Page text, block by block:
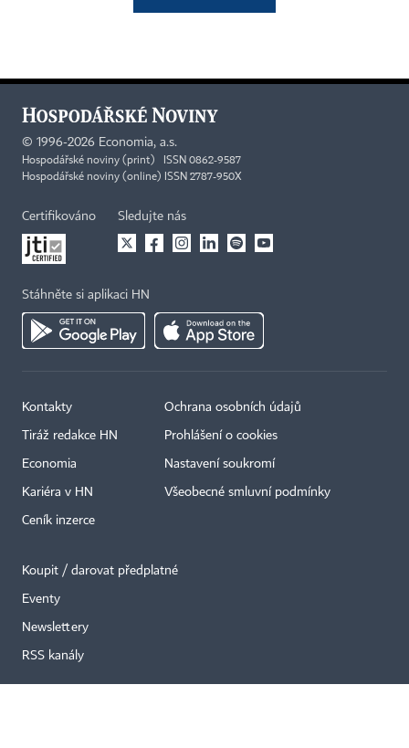
© 1996-2026 Economia, a.s.
Hospodářské noviny (print) ISSN 0862-9587
Hospodářské noviny (online) ISSN 2787-950X
Certifikováno Sledujte nás
Stáhněte si aplikaci HN
Kontakty
Tiráž redakce HN
Economia
Kariéra v HN
Ceník inzerce
Ochrana osobních údajů
Prohlášení o cookies
Nastavení soukromí
Všeobecné smluvní podmínky
Koupit / darovat předplatné
Eventy
Newslettery
RSS kanály